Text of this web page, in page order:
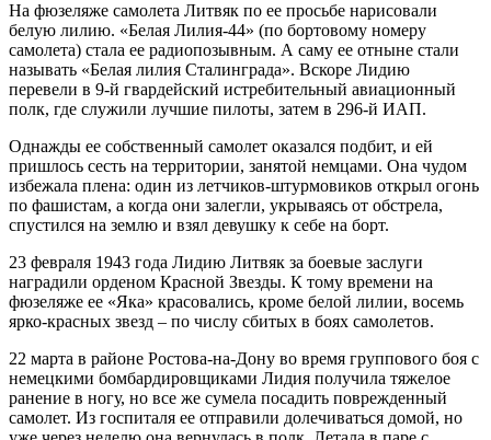
На фюзеляже самолета Литвяк по ее просьбе нарисовали
белую лилию. «Белая Лилия-44» (по бортовому номеру
самолета) стала ее радиопозывным. А саму ее отныне стали
называть «Белая лилия Сталинграда». Вскоре Лидию
перевели в 9-й гвардейский истребительный авиационный
полк, где служили лучшие пилоты, затем в 296-й ИАП.
Однажды ее собственный самолет оказался подбит, и ей
пришлось сесть на территории, занятой немцами. Она чудом
избежала плена: один из летчиков-штурмовиков открыл огонь
по фашистам, а когда они залегли, укрываясь от обстрела,
спустился на землю и взял девушку к себе на борт.
23 февраля 1943 года Лидию Литвяк за боевые заслуги
наградили орденом Красной Звезды. К тому времени на
фюзеляже ее «Яка» красовались, кроме белой лилии, восемь
ярко-красных звезд – по числу сбитых в боях самолетов.
22 марта в районе Ростова-на-Дону во время группового боя с
немецкими бомбардировщиками Лидия получила тяжелое
ранение в ногу, но все же сумела посадить поврежденный
самолет. Из госпиталя ее отправили долечиваться домой, но